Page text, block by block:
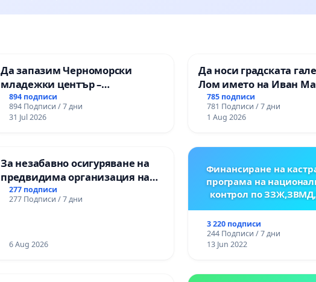
Да запазим Черноморски
младежки център –
пространство за младите на
Варна
894 подписи
894 Подписи / 7 дни
31 Jul 2026
Да носи градската
Лом името на Иван
785 подписи
781 Подписи / 7 дни
1 Aug 2026
За незабавно осигуряване на
предвидима организация на
учебния процес и гарантиране
на правото на равнопоставено
Александър I“ и Хуманитарна
277 подписи
277 Подписи / 7 дни
6 Aug 2026
Финансиране на
програма на
контрол по
3 220 подписи
244 Подписи / 7 дни
13 Jun 2022